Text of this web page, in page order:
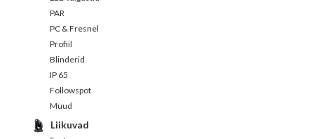
PAR
PC & Fresnel
Profiil
Blinderid
IP 65
Followspot
Muud
Liikuvad